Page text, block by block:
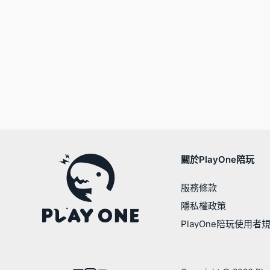
關於PlayOne陪玩
服務條款
隱私權政策
PlayOne陪玩使用者